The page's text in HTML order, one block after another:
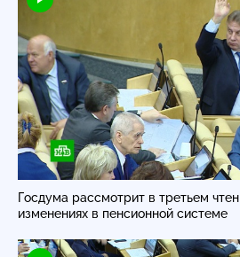
Госдума рассмотрит в третьем
изменениях в пенсионной системе